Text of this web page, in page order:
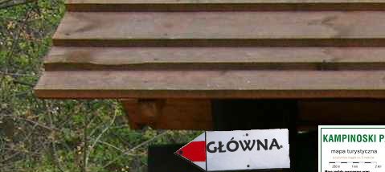
strona w naprawie zapraszamy